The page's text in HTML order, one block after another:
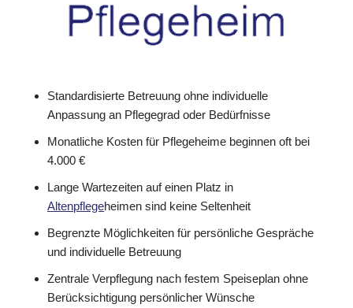
Standardisierte Betreuung ohne individuelle
Anpassung an Pflegegrad oder Bedürfnisse
Monatliche Kosten für Pflegeheime beginnen oft bei
4.000 €
Lange Wartezeiten auf einen Platz in
Altenpflegeheimen sind keine Seltenheit
Begrenzte Möglichkeiten für persönliche Gespräche
und individuelle Betreuung
Zentrale Verpflegung nach festem Speiseplan ohne
Berücksichtigung persönlicher Wünsche